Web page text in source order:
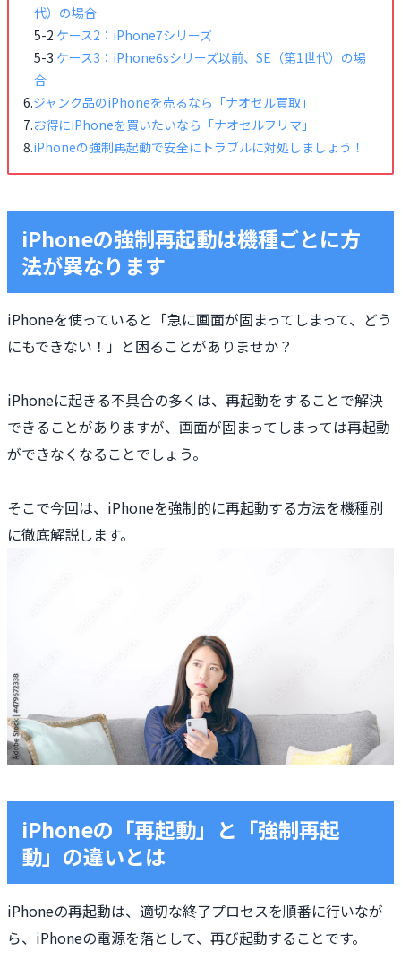
代）の場合
ケース2：iPhone7シリーズ
ケース3：iPhone6sシリーズ以前、SE（第1世代）の場
合
ジャンク品のiPhoneを売るなら「ナオセル買取」
お得にiPhoneを買いたいなら「ナオセルフリマ」
iPhoneの強制再起動で安全にトラブルに対処しましょう！
iPhoneの強制再起動は機種ごとに方
法が異なります
iPhoneを使っていると「急に画面が固まってしまって、どう
にもできない！」と困ることがありませか？
iPhoneに起きる不具合の多くは、再起動をすることで解決
できることがありますが、画面が固まってしまっては再起動
ができなくなることでしょう。
そこで今回は、iPhoneを強制的に再起動する方法を機種別
に徹底解説します。
iPhoneの「再起動」と「強制再起
動」の違いとは
iPhoneの再起動は、適切な終了プロセスを順番に行いなが
ら、iPhoneの電源を落として、再び起動することです。